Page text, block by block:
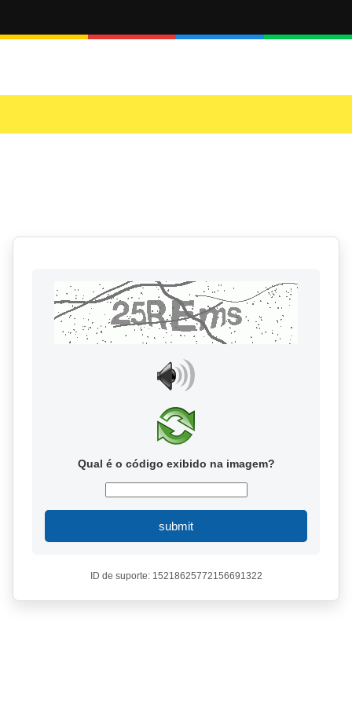
Qual é o código exibido na imagem?
submit
ID de suporte: 15218625772156691322